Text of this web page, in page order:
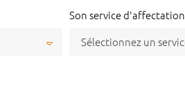
Son service d'affectation